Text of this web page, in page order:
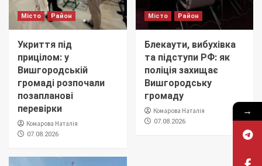
Місто Район
Укриття під
прицілом: у
Вишгородській
громаді розпочали
позапланові
перевірки
Комарова Наталія
07.08.2026
Місто Район
Блекаути, вибухівка
та підступи РФ: як
поліція захищає
Вишгородську
громаду
Комарова Наталія
07.08.2026
→